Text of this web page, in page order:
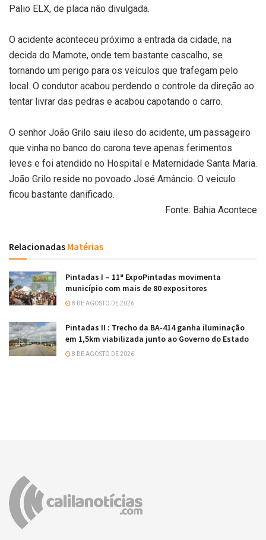
Palio ELX, de placa não divulgada.
O acidente aconteceu próximo a entrada da cidade, na
decida do Mamote, onde tem bastante cascalho, se
tornando um perigo para os veículos que trafegam pelo
local. O condutor acabou perdendo o controle da direção ao
tentar livrar das pedras e acabou capotando o carro.
O senhor João Grilo saiu ileso do acidente, um passageiro
que vinha no banco do carona teve apenas ferimentos
leves e foi atendido no Hospital e Maternidade Santa Maria.
João Grilo reside no povoado José Amâncio. O veiculo
ficou bastante danificado.
Fonte: Bahia Acontece
Relacionadas Matérias
Pintadas I – 11ª ExpoPintadas movimenta
município com mais de 80 expositores
8 DE AGOSTO DE 2026
Pintadas II : Trecho da BA-414 ganha iluminação
em 1,5km viabilizada junto ao Governo do Estado
8 DE AGOSTO DE 2026